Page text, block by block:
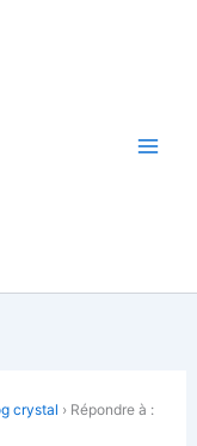
crystal › Répondre à :